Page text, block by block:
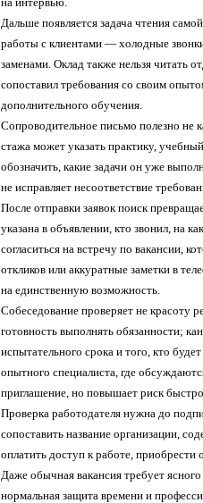
Дальше появляется задача чтения
работы с клиентами — холодные
заменами. Оклад также нельзя читать
сопоставил требования со своим
дополнительного обучения.
Сопроводительное письмо полезно не
стажа может указать практику,
обозначить, какие задачи он уже
не исправляет несоответствие
После отправки заявок поиск
указана в объявлении, кто звонил, на
согласиться на встречу по вакансии,
откликов или аккуратные заметки в
на единственную возможность.
Собеседование проверяет не красоту
готовность выполнять обязанности;
испытательного срока и того, кто
опытного специалиста, где
приглашение, но повышает риск
Проверка работодателя нужна до
сопоставить название организации,
оплатить доступ к работе,
Даже обычная вакансия требует
нормальная защита времени и